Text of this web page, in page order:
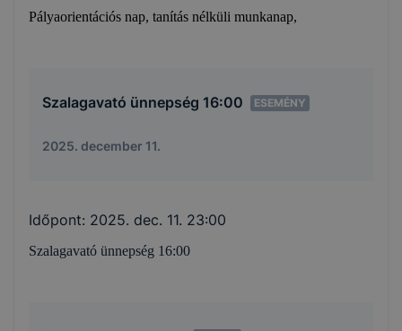
Pályaorientációs nap, tanítás nélküli munkanap,
Szalagavató ünnepség 16:00 ESEMÉNY
2025. december 11.
Időpont: 2025. dec. 11. 23:00
Szalagavató ünnepség 16:00